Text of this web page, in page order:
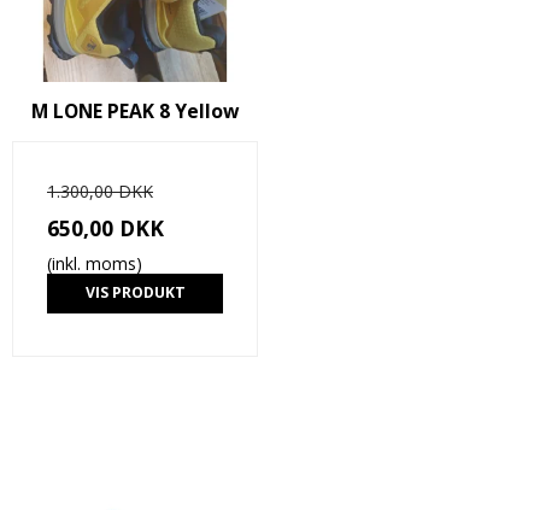
M LONE PEAK 8 Yellow
1.300,00 DKK
650,00 DKK
(inkl. moms)
VIS PRODUKT